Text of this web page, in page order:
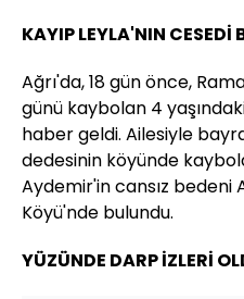
KAYIP LEYLA'NIN CESEDİ
Ağrı'da, 18 gün önce,
günü kaybolan 4
haber geldi. Ailesiyle
dedesinin köyünde
Aydemir'in cansız bedeni
Köyü'nde bulundu.
YÜZÜNDE DARP İZLERİ